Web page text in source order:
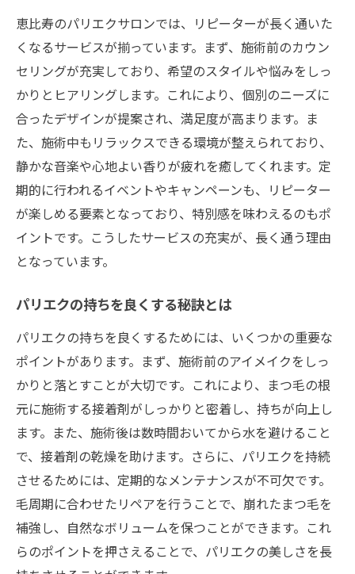
恵比寿のパリエクサロンでは、リピーターが長く通いた
くなるサービスが揃っています。まず、施術前のカウン
セリングが充実しており、希望のスタイルや悩みをしっ
かりとヒアリングします。これにより、個別のニーズに
合ったデザインが提案され、満足度が高まります。ま
た、施術中もリラックスできる環境が整えられており、
静かな音楽や心地よい香りが疲れを癒してくれます。定
期的に行われるイベントやキャンペーンも、リピーター
が楽しめる要素となっており、特別感を味わえるのもポ
イントです。こうしたサービスの充実が、長く通う理由
となっています。
パリエクの持ちを良くする秘訣とは
パリエクの持ちを良くするためには、いくつかの重要な
ポイントがあります。まず、施術前のアイメイクをしっ
かりと落とすことが大切です。これにより、まつ毛の根
元に施術する接着剤がしっかりと密着し、持ちが向上し
ます。また、施術後は数時間おいてから水を避けること
で、接着剤の乾燥を助けます。さらに、パリエクを持続
させるためには、定期的なメンテナンスが不可欠です。
毛周期に合わせたリペアを行うことで、崩れたまつ毛を
補強し、自然なボリュームを保つことができます。これ
らのポイントを押さえることで、パリエクの美しさを長